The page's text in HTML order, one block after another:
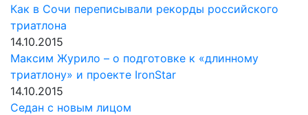
Как в Сочи переписывали рекорды российского
триатлона
14.10.2015
Максим Журило – о подготовке к «длинному
триатлону» и проекте IronStar
14.10.2015
Седан с новым лицом